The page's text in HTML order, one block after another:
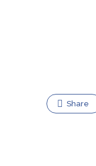
Share